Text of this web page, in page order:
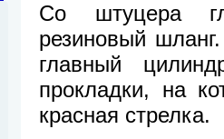
Со штуцера
резиновый
главный
прокладки, на
красная стрелка.